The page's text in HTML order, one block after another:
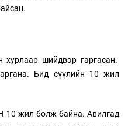
хурлаар шийдвэр гаргасан.
Бид сүүлийн 10 жил
10 жил болж байна. Авилгад